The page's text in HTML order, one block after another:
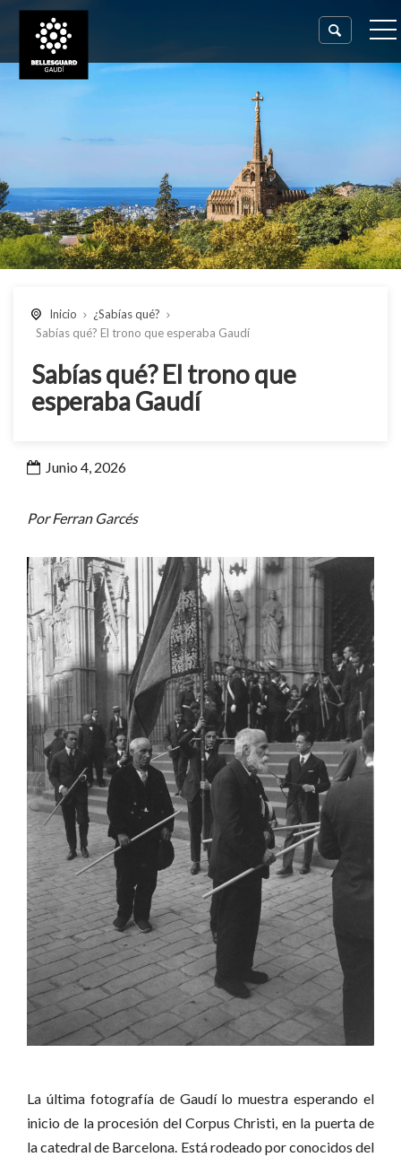
Inicio
¿Sabías qué?
Sabías qué? El trono que esperaba Gaudí
Sabías qué? El trono que
esperaba Gaudí
Junio 4, 2026
Por Ferran Garcés
La última fotografía de Gaudí lo muestra esperando el
inicio de la procesión del Corpus Christi, en la puerta de
la catedral de Barcelona. Está rodeado por conocidos del